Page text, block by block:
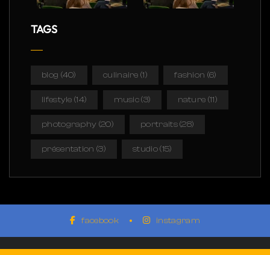
TAGS
blog (40) culinaire (1) fashion (6)
lifestyle (14) music(3) nature (11)
photography (20) portraits(28)
présentation (3) studio(15)
facebook instagram